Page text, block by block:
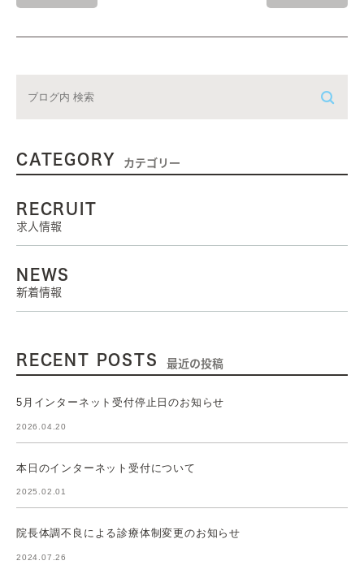
CATEGORY カテゴリー
RECRUIT
求人情報
NEWS
新着情報
RECENT POSTS 最近の投稿
5月インターネット受付停止日のお知らせ
2026.04.20
本日のインターネット受付について
2025.02.01
院長体調不良による診療体制変更のお知らせ
2024.07.26